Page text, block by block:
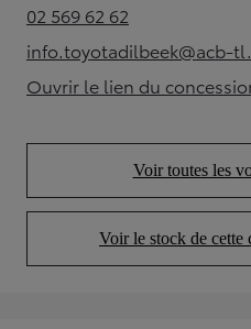
02 569 62 62(Opens in new tab)
info.toyotadilbeek@acb-
(Opens in
Ouvrir le lien du(Opens in
Voir toutes les
Voir le stock de cette